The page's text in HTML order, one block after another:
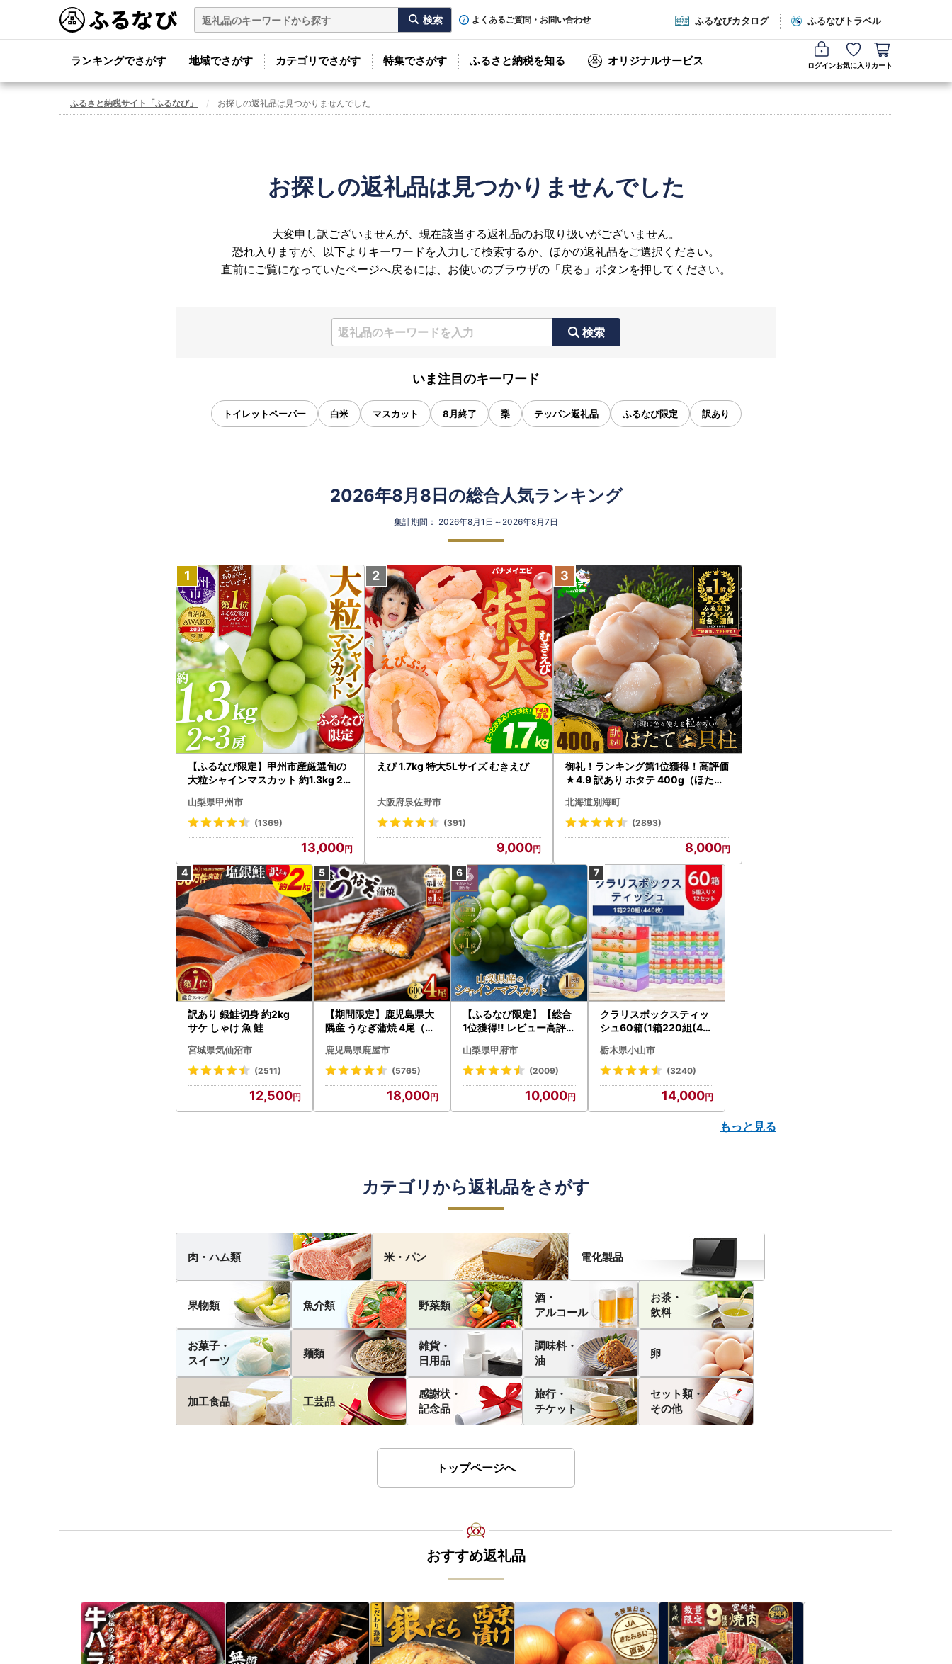
よくあるご質問・お問い合わせ ふるなびカタログ ふるなびトラベル
ランキングでさがす 地域でさがす カテゴリでさがす 特集でさがす ふるさと納税を知る オリジナルサービス ログインお気に入り カート
ふるさと納税サイト「ふるなび」 お探しの返礼品は見つかりませんでした
お探しの返礼品は見つかりませんでした
大変申し訳ございませんが、現在該当する返礼品のお取り扱いがございません。
恐れ入りますが、以下よりキーワードを入力して検索するか、ほかの返礼品をご選択ください。
直前にご覧になっていたページへ戻るには、お使いのブラウザの「戻る」ボタンを押してください。
検索
いま注目のキーワード
トイレットペーパー 白米 マスカット 8月終了 梨 テッパン返礼品 ふるなび限定 訳あり
2026年8月8日の総合人気ランキング
集計期間： 2026年8月1日～2026年8月7日
【ふるなび限定】甲州市産厳選旬の
大粒シャインマスカット 約1.3kg 2
472 FN-Limited-VO シャインマス
カット フルーツ
山梨県甲州市
(1369)
13,000
えび 1.7kg 特大5Lサイズ むきえび
大阪府泉佐野市
(391)
9,000
御礼！ランキング第1位獲得！高評価
★4.9 訳あり ホタテ 400g（ほたて
北海道別海町
(2893)
8,000
訳あり 銀鮭切身 約2kg
サケ しゃけ 魚 鮭
宮城県気仙沼市
(2511)
12,500
【期間限定】鹿児島県大
隅産 うなぎ蒲焼 4尾（60
cp18 うなぎ 鰻 魚 惣菜 総
菜
鹿児島県鹿屋市
(5765)
18,000
【ふるなび限定】【総合
1位獲得!! レビュー高評価
〉山梨県産 シャインマス
カット 2～3房（1.0kg以
N-Limited-SP
山梨県甲府市
(2009)
10,000
クラリスボックスティッ
シュ60箱(1箱220組(44
ト)【配送不可地域：離島
・沖縄県】【1256759】
栃木県小山市
(3240)
14,000
もっと見る
カテゴリから返礼品をさがす
肉・ハム類 米・パン 電化製品
果物類 魚介類 野菜類
酒・
アルコール
お茶・
飲料
お菓子・
スイーツ
麺類
雑貨・
日用品
調味料・
油
卵
加工食品 工芸品
感謝状・
記念品
旅行・
チケット
セット類・
その他
トップページへ
おすすめ返礼品